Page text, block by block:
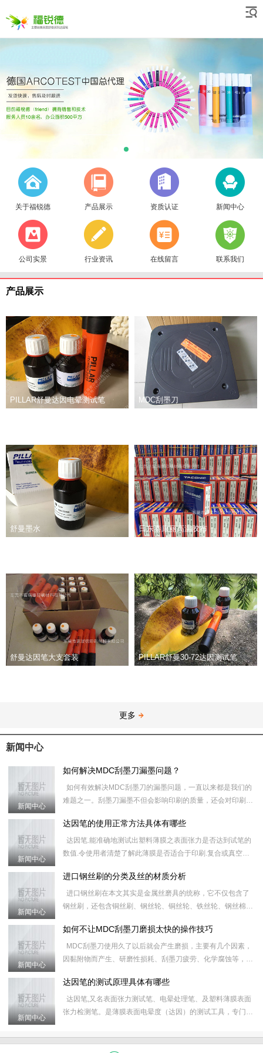
关于福锐德 产品展示 资质认证 新闻中心
公司实景 行业资讯 在线留言 联系我们
产品展示
PILLAR舒曼达因电晕测试笔 MDC刮墨刀
舒曼墨水 日东泰康丽高温胶布
舒曼达因笔大支套装 PILLAR舒曼30-72达因测试笔
更多
新闻中心
新闻中心
如何解决MDC刮墨刀漏墨问题？
如何有效解决MDC刮墨刀的漏墨问题，一直以来都是我们的
难题之一。刮墨刀漏墨不但会影响印刷的质量，还会对印刷器
出现
新闻中心
达因笔的使用正常方法具体有哪些
达因笔.能准确地测试出塑料薄膜之表面张力是否达到试笔的
数值.令使用者清楚了解此薄膜是否适合于印刷.复合或真空镀
新闻中心
进口钢丝刷的分类及丝的材质分析
进口钢丝刷在本文其实是金属丝磨具的统称，它不仅包含了
钢丝刷，还包含铜丝刷、钢丝轮、铜丝轮、铁丝轮、钢丝棉、
&nb
新闻中心
如何不让MDC刮墨刀磨损太快的操作技巧
MDC刮墨刀使用久了以后就会产生磨损，主要有几个因素，
因黏附物而产生、研磨性损耗、刮墨刀疲劳、化学腐蚀等，这
的使
新闻中心
达因笔的测试原理具体有哪些
达因笔,又名表面张力测试笔、电晕处理笔、及塑料薄膜表面
张力检测笔。是薄膜表面电晕度（达因）的测试工具，专门用